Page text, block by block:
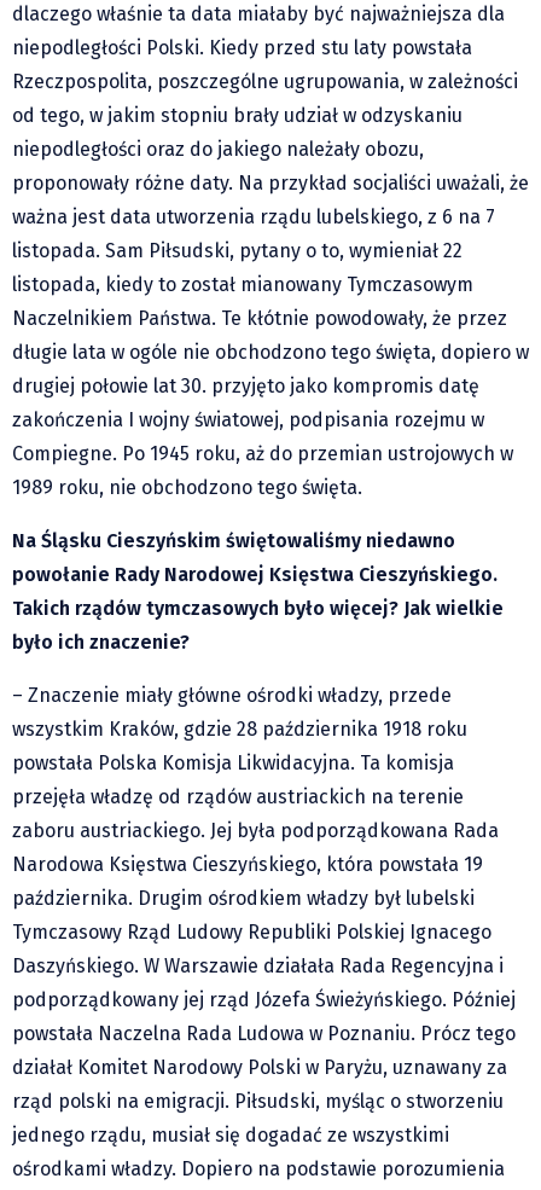
Nasze biblioteki
Publicystyka
Zdaniem...
Pre-teksty i kon-teksty Łęckiego
Na posiónku pisane Milerskiego (archiwum)
Na granicy Księstwa Drobika (archiwum)
Podróże małe i duże Skałki
Historia
Podróże
Wywiady
Rodziny wielodzietne
Nauka
Młodzi
Szkoły podstawowe
Szkoły średnie
Studia
Sport
Czytelnicy piszą
Multimedia
Obiektyw Głosu
Fotoreportaże
studio glos.live
Głos Brandysa
YouTube glos.live
Głos News
Mrózek i Maćkowiak
PODCAST "GŁOS MAMY"
STREFA PREMIUM
dlaczego właśnie ta data miałaby być najważniejsza dla
niepodległości Polski. Kiedy przed stu laty powstała
Rzeczpospolita, poszczególne ugrupowania, w zależności
od tego, w jakim stopniu brały udział w odzyskaniu
niepodległości oraz do jakiego należały obozu,
proponowały różne daty. Na przykład socjaliści uważali, że
ważna jest data utworzenia rządu lubelskiego, z 6 na 7
listopada. Sam Piłsudski, pytany o to, wymieniał 22
listopada, kiedy to został mianowany Tymczasowym
Naczelnikiem Państwa. Te kłótnie powodowały, że przez
długie lata w ogóle nie obchodzono tego święta, dopiero w
drugiej połowie lat 30. przyjęto jako kompromis datę
zakończenia I wojny światowej, podpisania rozejmu w
Compiegne. Po 1945 roku, aż do przemian ustrojowych w
1989 roku, nie obchodzono tego święta.
Na Śląsku Cieszyńskim świętowaliśmy niedawno
powołanie Rady Narodowej Księstwa Cieszyńskiego.
Takich rządów tymczasowych było więcej? Jak wielkie
było ich znaczenie?
– Znaczenie miały główne ośrodki władzy, przede
wszystkim Kraków, gdzie 28 października 1918 roku
powstała Polska Komisja Likwidacyjna. Ta komisja
przejęła władzę od rządów austriackich na terenie
zaboru austriackiego. Jej była podporządkowana Rada
Narodowa Księstwa Cieszyńskiego, która powstała 19
października. Drugim ośrodkiem władzy był lubelski
Tymczasowy Rząd Ludowy Republiki Polskiej Ignacego
Daszyńskiego. W Warszawie działała Rada Regencyjna i
podporządkowany jej rząd Józefa Świeżyńskiego. Później
powstała Naczelna Rada Ludowa w Poznaniu. Prócz tego
działał Komitet Narodowy Polski w Paryżu, uznawany za
rząd polski na emigracji. Piłsudski, myśląc o stworzeniu
jednego rządu, musiał się dogadać ze wszystkimi
ośrodkami władzy. Dopiero na podstawie porozumienia